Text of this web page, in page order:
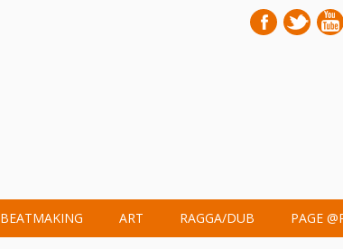
BEATMAKING ART RAGGA/DUB PAGE